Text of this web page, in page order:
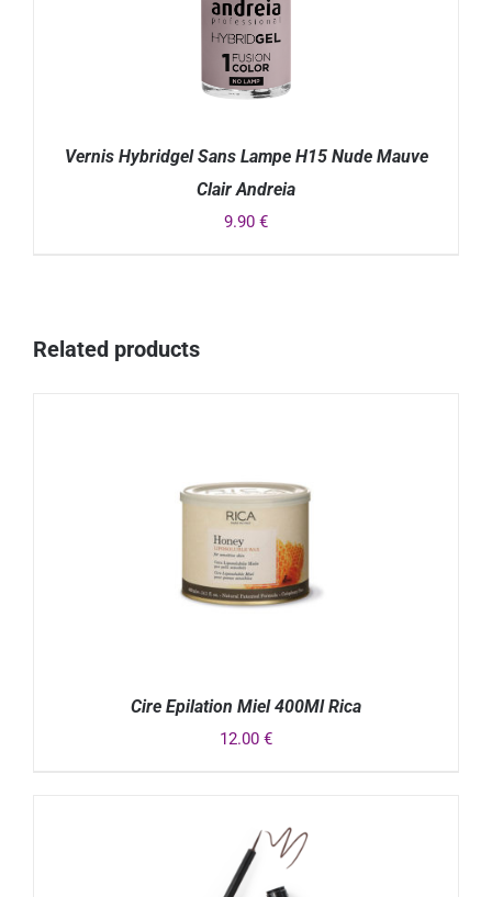
Vernis Hybridgel Sans Lampe H15 Nude Mauve
Clair Andreia
9.90 €
Related products
Cire Epilation Miel 400Ml Rica
12.00 €